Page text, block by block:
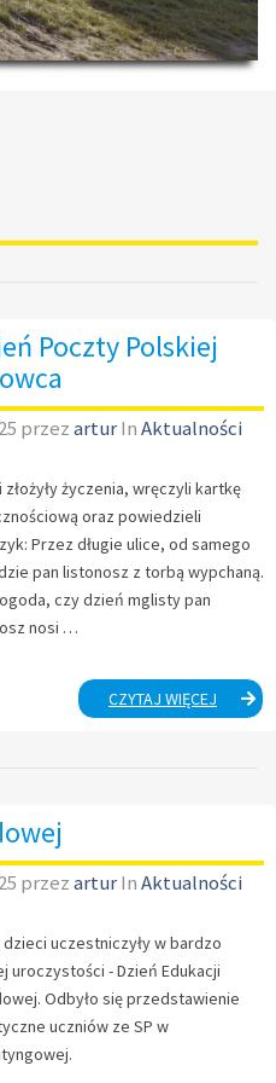
Poczty Polskiej
przezarturInAktualności
złożyły życzenia, wręczyli kartkę
oraz powiedzieli
Przez długie ulice, od samego
pan listonosz z torbą wypchaną.
czy dzień mglisty pan
nosi …
CZYTAJ WIĘCEJ DZIEŃ
przezarturInAktualności
dzieci uczestniczyły w bardzo
uroczystości - Dzień Edukacji
Odbyło się przedstawienie
uczniów ze SP w